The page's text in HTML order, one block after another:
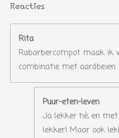
Reacties
Rita
Rabarbercompot maak ik
combinatie met aardbeien
Puur-eten-leven
Ja lekker hè, en
lekker! Maar ook